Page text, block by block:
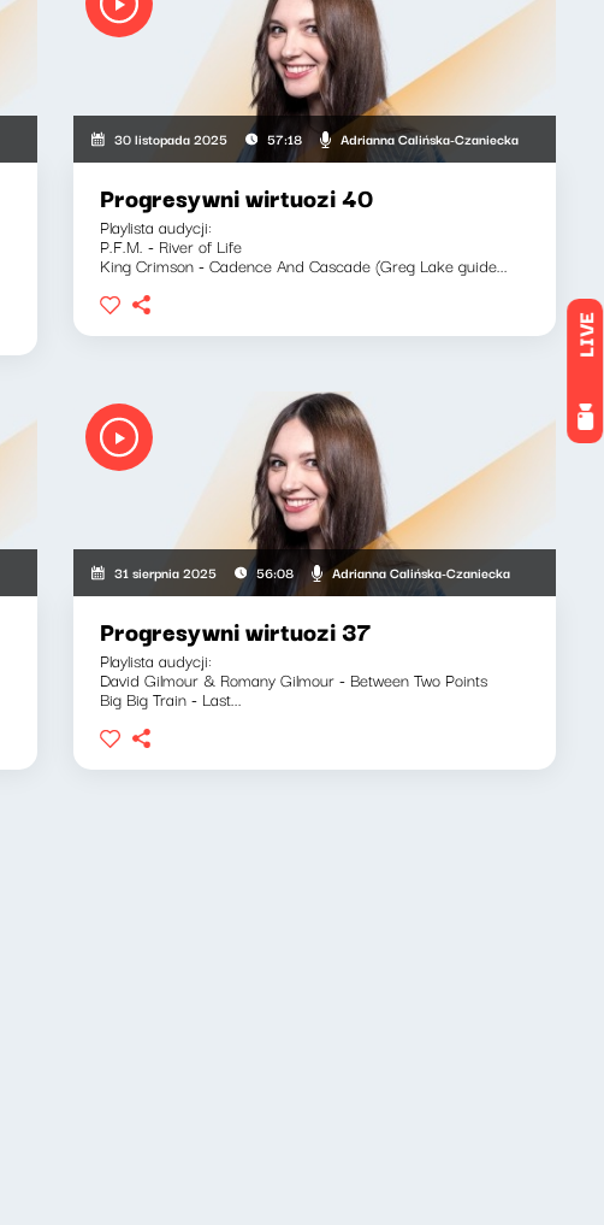
LIVE
30 listopada 2025 57:18 Adrianna Calińska-Czaniecka
Progresywni wirtuozi 40
Playlista audycji:
P.F.M. - River of Life
King Crimson - Cadence And Cascade (Greg Lake guide...
31 sierpnia 2025 56:08 Adrianna Calińska-Czaniecka
Progresywni wirtuozi 37
Playlista audycji:
David Gilmour & Romany Gilmour - Between Two Points
Big Big Train - Last...